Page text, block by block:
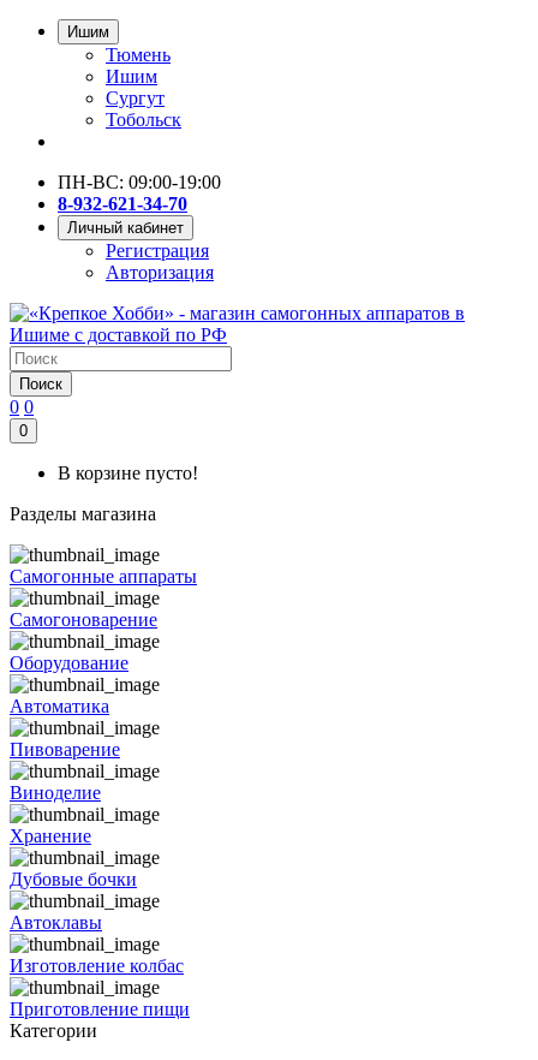
Ишим
Тюмень
Ишим
Сургут
Тобольск
ПН-ВС: 09:00-19:00
8-932-621-34-70
Личный кабинет
Регистрация
Авторизация
Поиск
0 0
0
В корзине пусто!
Разделы магазина
Самогонные аппараты
Самогоноварение
Оборудование
Автоматика
Пивоварение
Виноделие
Хранение
Дубовые бочки
Автоклавы
Изготовление колбас
Приготовление пищи
Категории